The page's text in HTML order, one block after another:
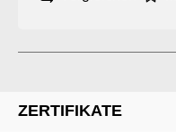
ZERTIFIKATE